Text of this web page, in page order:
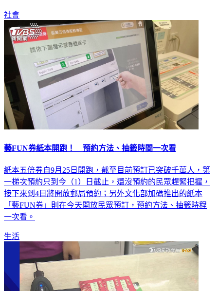
社會
藝FUN券紙本開跑！ 預約方法、抽籤時間一次看
紙本五倍券自9月25日開跑，截至目前預訂已突破千萬人，第
一梯次預約只到今（1）日截止，還沒預約的民眾趕緊把握，
接下來到4日將開放郵局預約；另外文化部加碼推出的紙本
「藝FUN券」則在今天開放民眾預訂，預約方法、抽籤時程
一次看。
生活